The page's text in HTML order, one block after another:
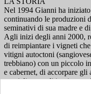
Nel 1994 Gianni ha
continuando le produzioni
seminativi di sua madre e
Agli inizi degli anni 2000,
di reimpiantare i vigneti
vitigni autoctoni
trebbiano) con un piccolo
e cabernet, di accorpare
specializzato, di